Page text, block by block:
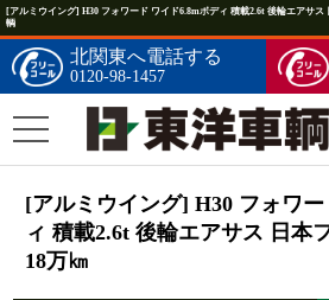
[アルミウイング] H30 フォワード ワイド6.8mボディ 積載2.6t 後輪エアサ
輌
北関東へ電話する
0120-98-1457
[アルミウイング] H30 フォワ
ィ 積載2.6t 後輪エアサス 日本
18万㎞